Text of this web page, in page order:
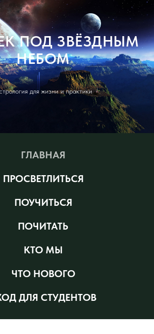
ПОД ЗВЁЗДНЫМ
НЕБОМ
для жизни и практики
ГЛАВНАЯ
ПРОСВЕТЛИТЬСЯ
ПОУЧИТЬСЯ
ПОЧИТАТЬ
КТО МЫ
ЧТО НОВОГО
ДЛЯ СТУДЕНТОВ